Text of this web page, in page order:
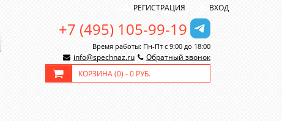
РЕГИСТРАЦИЯ ВХОД
+7 (495) 105-99-19
Время работы: Пн-Пт с 9:00 до 18:00
info@spechnaz.ru
Обратный звонок
КОРЗИНА (0) -0 РУБ.